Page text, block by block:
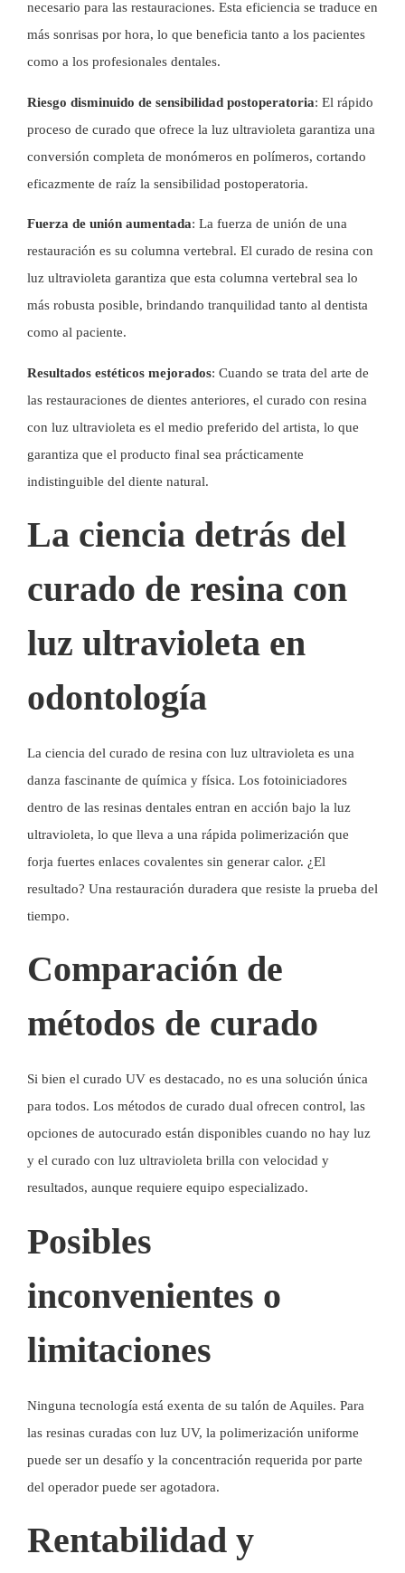
necesario para las restauraciones. Esta eficiencia se traduce en
más sonrisas por hora, lo que beneficia tanto a los pacientes
como a los profesionales dentales.
Riesgo disminuido de sensibilidad postoperatoria: El rápido
proceso de curado que ofrece la luz ultravioleta garantiza una
conversión completa de monómeros en polímeros, cortando
eficazmente de raíz la sensibilidad postoperatoria.
Fuerza de unión aumentada: La fuerza de unión de una
restauración es su columna vertebral. El curado de resina con
luz ultravioleta garantiza que esta columna vertebral sea lo
más robusta posible, brindando tranquilidad tanto al dentista
como al paciente.
Resultados estéticos mejorados: Cuando se trata del arte de
las restauraciones de dientes anteriores, el curado con resina
con luz ultravioleta es el medio preferido del artista, lo que
garantiza que el producto final sea prácticamente
indistinguible del diente natural.
La ciencia detrás del
curado de resina con
luz ultravioleta en
odontología
La ciencia del curado de resina con luz ultravioleta es una
danza fascinante de química y física. Los fotoiniciadores
dentro de las resinas dentales entran en acción bajo la luz
ultravioleta, lo que lleva a una rápida polimerización que
forja fuertes enlaces covalentes sin generar calor. ¿El
resultado? Una restauración duradera que resiste la prueba del
tiempo.
Comparación de
métodos de curado
Si bien el curado UV es destacado, no es una solución única
para todos. Los métodos de curado dual ofrecen control, las
opciones de autocurado están disponibles cuando no hay luz
y el curado con luz ultravioleta brilla con velocidad y
resultados, aunque requiere equipo especializado.
Posibles
inconvenientes o
limitaciones
Ninguna tecnología está exenta de su talón de Aquiles. Para
las resinas curadas con luz UV, la polimerización uniforme
puede ser un desafío y la concentración requerida por parte
del operador puede ser agotadora.
Rentabilidad y